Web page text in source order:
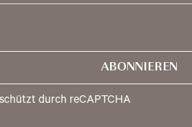
ABONNIEREN
durch reCAPTCHA